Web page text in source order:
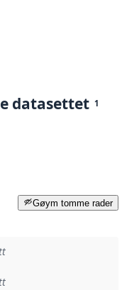
datasettet 1
Gøym tomme rader